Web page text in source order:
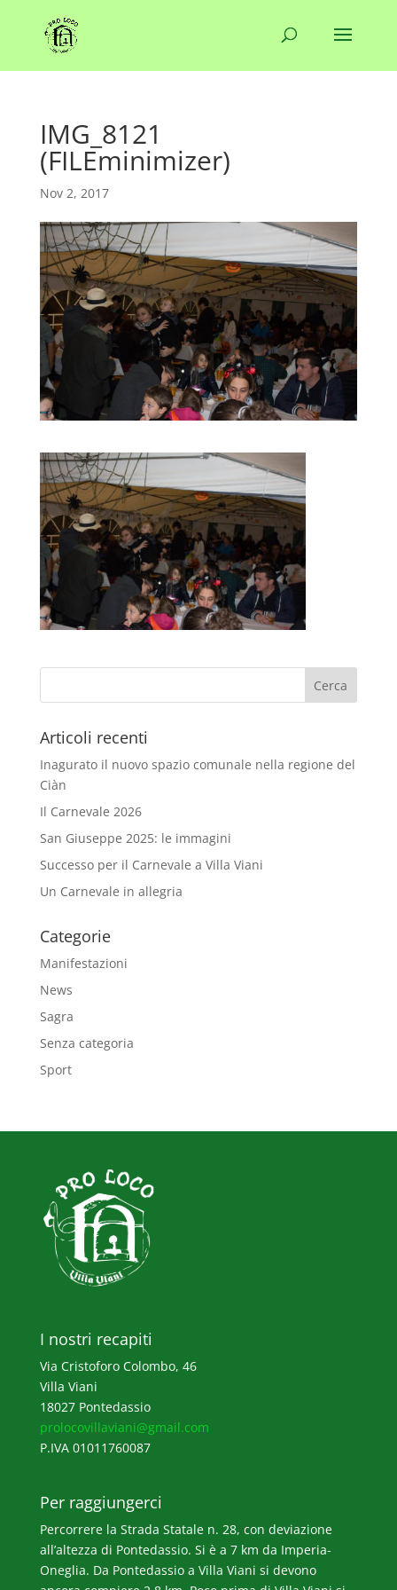
IMG_8121
(FILEminimizer)
Nov 2, 2017
Articoli recenti
Inagurato il nuovo spazio comunale nella regione del
Ciàn
Il Carnevale 2026
San Giuseppe 2025: le immagini
Successo per il Carnevale a Villa Viani
Un Carnevale in allegria
Categorie
Manifestazioni
News
Sagra
Senza categoria
Sport
I nostri recapiti
Via Cristoforo Colombo, 46
Villa Viani
18027 Pontedassio
prolocovillaviani@gmail.com
P.IVA 01011760087
Per raggiungerci
Percorrere la Strada Statale n. 28, con deviazione
all’altezza di Pontedassio. Si è a 7 km da Imperia-
Oneglia. Da Pontedassio a Villa Viani si devono